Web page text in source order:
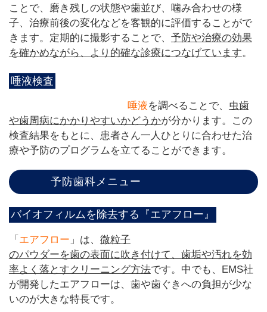
ことで、磨き残しの状態や歯並び、噛み合わせの様
子、治療前後の変化などを客観的に評価することがで
きます。定期的に撮影することで、 予防や治療の効果
を確かめながら、より的確な診療につなげています。
唾液検査
唾液を調べることで、 虫歯
や歯周病にかかりやすいかどうかが分かります。この
検査結果をもとに、患者さん一人ひとりに合わせた治
療や予防のプログラムを立てることができます。
予防歯科メニュー
バイオフィルムを除去する『エアフロー』
「 エアフロー 」は、 微粒子
のパウダーを歯の表面に吹き付けて、歯垢や汚れを効
率よく落とすクリーニング方法です。中でも、EMS社
が開発したエアフローは、歯や歯ぐきへの負担が少な
いのが大きな特長です。